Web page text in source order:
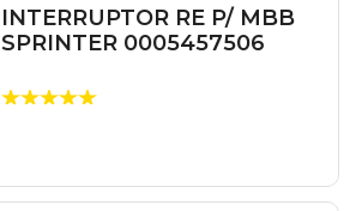
INTERRUPTOR RE P/ MBB
SPRINTER 0005457506